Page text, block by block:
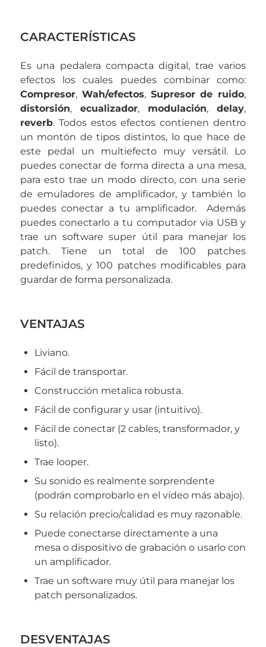
CARACTERÍSTICAS
Es una pedalera compacta digital, trae varios
efectos los cuales puedes combinar como:
Compresor, Wah/efectos, Supresor de ruido,
distorsión, ecualizador, modulación,delay,
reverb. Todos estos efectos contienen dentro
un montón de tipos distintos, lo que hace de
este pedal un multiefecto muy versátil. Lo
puedes conectar de forma directa a una mesa,
para esto trae un modo directo, con una serie
de emuladores de amplificador, y también lo
puedes conectar a tu amplificador. Además
puedes conectarlo a tu computador via USB y
trae un software super útil para manejar los
patch. Tiene un total de 100 patches
predefinidos, y 100 patches modificables para
guardar de forma personalizada.
VENTAJAS
Liviano.
Fácil de transportar.
Construcción metalica robusta.
Fácil de configurar y usar (intuitivo).
Fácil de conectar (2 cables, transformador, y
listo).
Trae looper.
Su sonido es realmente sorprendente
(podrán comprobarlo en el vídeo más abajo).
Su relación precio/calidad es muy razonable.
Puede conectarse directamente a una
mesa o dispositivo de grabación o usarlo con
un amplificador.
Trae un software muy útil para manejar los
patch personalizados.
DESVENTAJAS